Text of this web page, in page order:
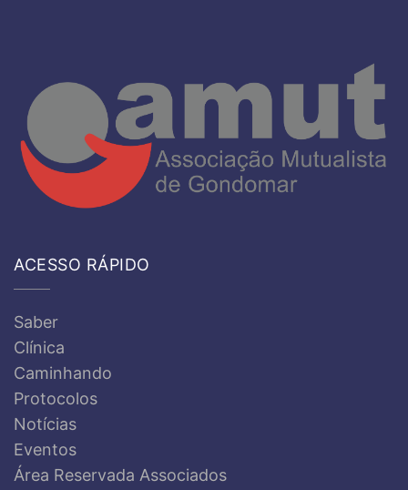
ACESSO RÁPIDO
Saber
Clínica
Caminhando
Protocolos
Notícias
Eventos
Área Reservada Associados